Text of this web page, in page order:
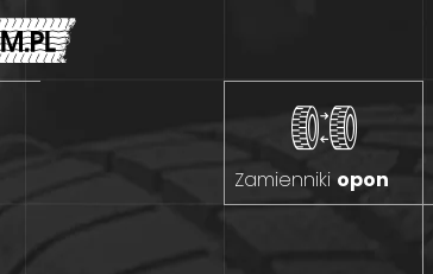
Zamienniki opon